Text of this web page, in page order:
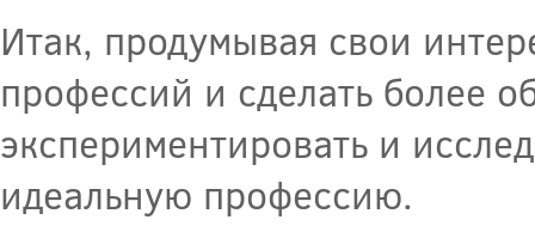
Итак, продумывая свои
профессий и сделать более
экспериментировать и
идеальную профессию.